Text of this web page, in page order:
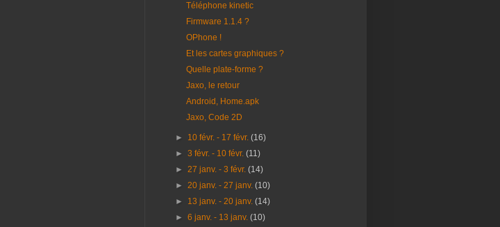
Téléphone kinetic
Firmware 1.1.4 ?
OPhone !
Et les cartes graphiques ?
Quelle plate-forme ?
Jaxo, le retour
Android, Home.apk
Jaxo, Code 2D
► 10 févr. - 17 févr.(16)
►3 févr. - 10 févr.(11)
►27 janv. - 3 févr.(14)
►20 janv. - 27 janv.(10)
► 13 janv. - 20 janv.(14)
►6 janv. - 13 janv.(10)